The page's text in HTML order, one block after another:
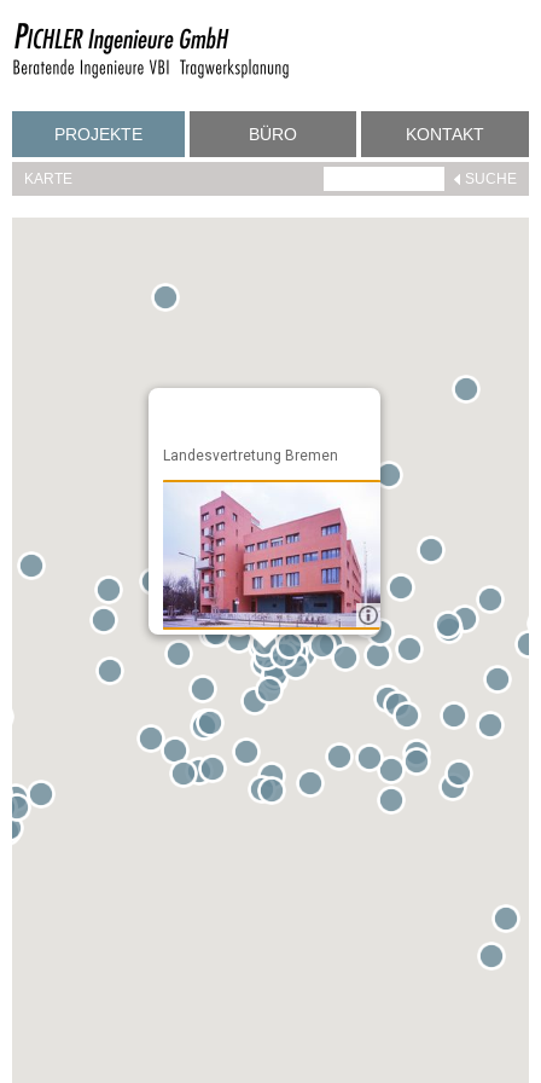
PROJEKTE BÜRO KONTAKT
KARTE
Landesvertretung Bremen